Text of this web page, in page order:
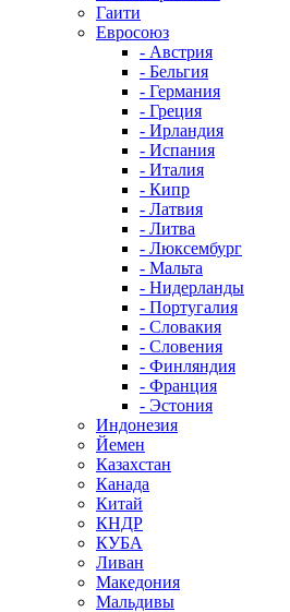
Гаити
Евросоюз
- Австрия
- Бельгия
- Германия
- Греция
- Ирландия
- Испания
- Италия
- Кипр
- Латвия
- Литва
- Люксембург
- Мальта
- Нидерланды
- Португалия
- Словакия
- Словения
- Финляндия
- Франция
- Эстония
Индонезия
Йемен
Казахстан
Канада
Китай
КНДР
КУБА
Ливан
Македония
Мальдивы